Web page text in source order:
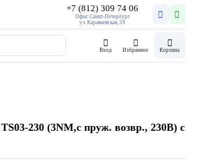
+7 (812) 309 74 06
Офис Санкт-Петербург
ул. Караваевская, 59
Вход Избранное Корзина
230 (3NM,с пруж. возвр., 230В) с